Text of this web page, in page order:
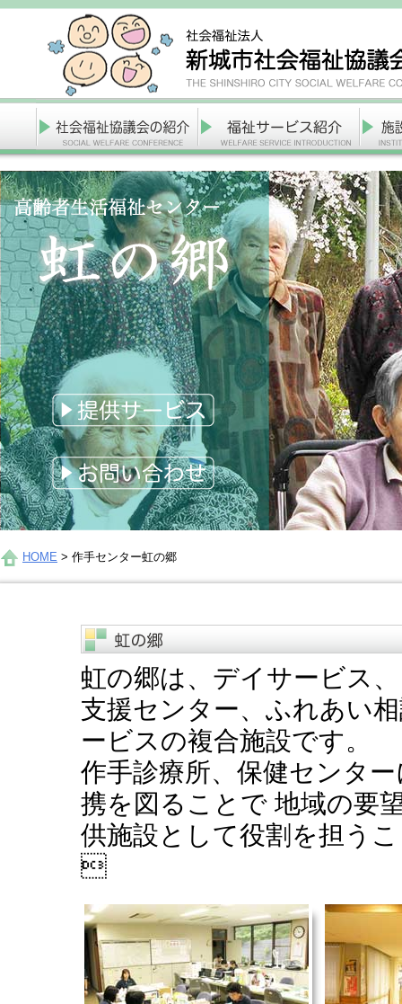
HOME > 作手センター虹の郷
虹の郷は、デイサービス
支援センター、ふれあい
ービスの複合施設です。
作手診療所、保健センタ
携を図ることで 地域の要
供施設として役割を担う
